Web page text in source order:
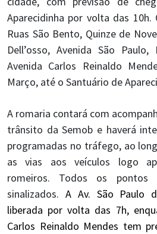
Aparecidinha por volta das 10h.
Ruas São Bento, Quinze de
Dell’osso, Avenida São
Avenida Carlos Reinaldo
Março, até o Santuário de
A romaria contará com
trânsito da Semob e haverá
programadas no tráfego, ao
as vias aos veículos logo
romeiros. Todos os pontos
sinalizados. A Av. São Paulo
liberada por volta das 7h,
Carlos Reinaldo Mendes tem